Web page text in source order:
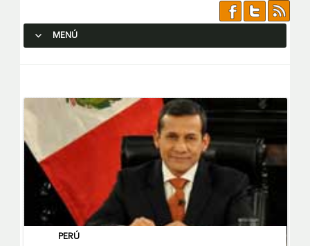
MENÚ
PERÚ